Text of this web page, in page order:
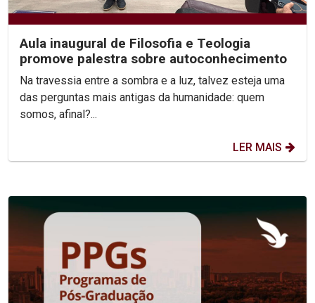
Aula inaugural de Filosofia e Teologia
promove palestra sobre autoconhecimento
Na travessia entre a sombra e a luz, talvez esteja uma
das perguntas mais antigas da humanidade: quem
somos, afinal?...
LER MAIS